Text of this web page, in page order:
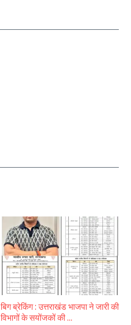
बिग ब्रेकिंग : उत्तराखंड भाजपा ने जारी की
विभागों के सयोंजकों की ...